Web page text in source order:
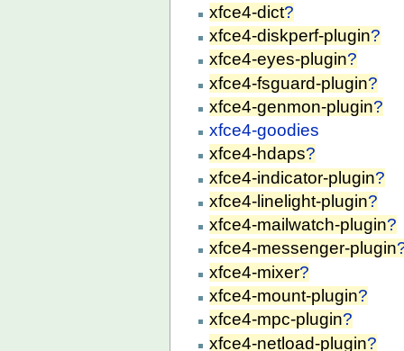
xfce4-dict?
xfce4-diskperf-plugin?
xfce4-eyes-plugin?
xfce4-fsguard-plugin?
xfce4-genmon-plugin?
xfce4-goodies
xfce4-hdaps?
xfce4-indicator-plugin?
xfce4-linelight-plugin?
xfce4-mailwatch-plugin?
xfce4-messenger-plugin
xfce4-mixer?
xfce4-mount-plugin?
xfce4-mpc-plugin?
xfce4-netload-plugin?